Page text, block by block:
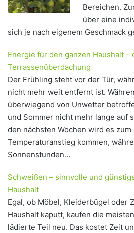
Bereichen.
über eine
sich je nach eigenem Geschmack
Energie für den ganzen Haushalt –
Terrassenüberdachung
Der Frühling steht vor der Tür,
nicht mehr weit entfernt ist.
überwiegend von Unwetter
und Sommer nicht mehr lange auf
den nächsten Wochen wird es zum
Temperaturanstieg kommen,
Sonnenstunden…
Schweißen – sinnvolle und
Haushalt
Egal, ob Möbel, Kleiderbügel oder
Haushalt kaputt, kaufen die
lädierte Teil neu. Das kostet Zeit